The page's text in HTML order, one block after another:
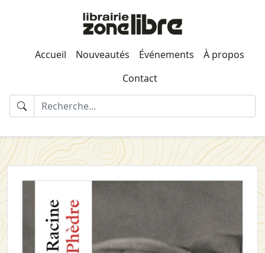
Accueil Nouveautés Événements
À propos
Contact